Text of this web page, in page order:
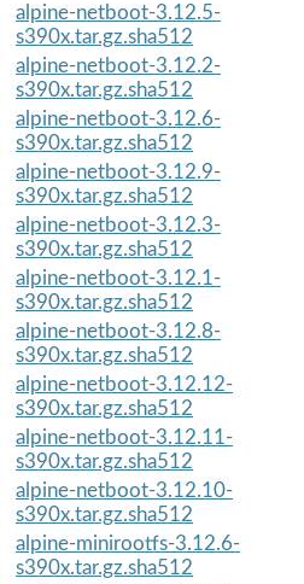
alpine-netboot-3.12.5-
s390x.tar.gz.sha512
alpine-netboot-3.12.2-
s390x.tar.gz.sha512
alpine-netboot-3.12.6-
s390x.tar.gz.sha512
alpine-netboot-3.12.9-
s390x.tar.gz.sha512
alpine-netboot-3.12.3-
s390x.tar.gz.sha512
alpine-netboot-3.12.1-
s390x.tar.gz.sha512
alpine-netboot-3.12.8-
s390x.tar.gz.sha512
alpine-netboot-3.12.12-
s390x.tar.gz.sha512
alpine-netboot-3.12.11-
s390x.tar.gz.sha512
alpine-netboot-3.12.10-
s390x.tar.gz.sha512
alpine-minirootfs-3.12.6-
s390x.tar.gz.sha512